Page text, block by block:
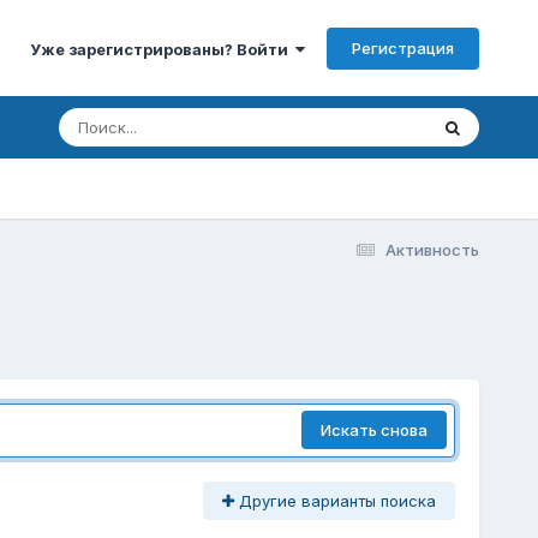
Уже зарегистрированы? Войти Регистрация
Активность
Искать снова
Другие варианты поиска